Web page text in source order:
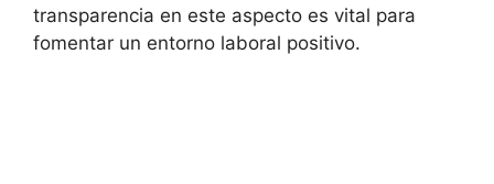
transparencia en este aspecto es vital para
fomentar un entorno laboral positivo.